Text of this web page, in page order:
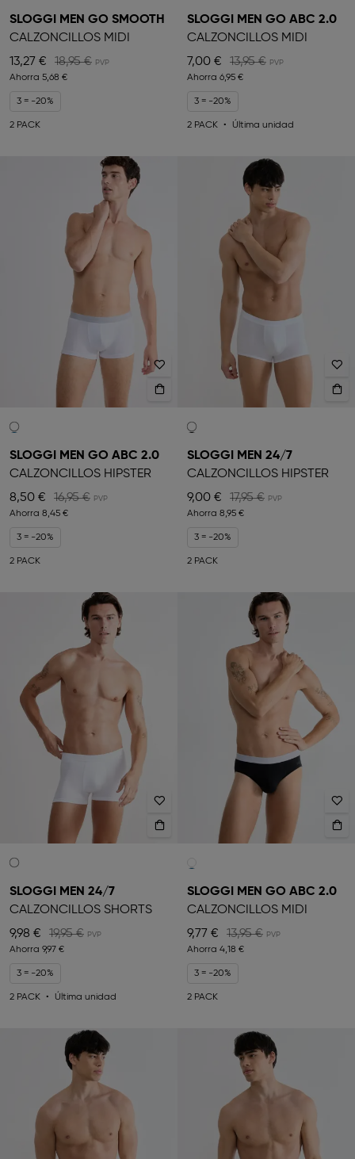
SLOGGI MEN GO SMOOTH
CALZONCILLOS MIDI
13,27 €
18,95 €
Ahorra 5,68 €
3 = -20%
2 PACK
SLOGGI MEN GO ABC 2.0
CALZONCILLOS MIDI
7,00 €
13,95 €
Ahorra 6,95 €
3 = -20%
2 PACK Última unidad
SLOGGI MEN GO ABC 2.0
CALZONCILLOS HIPSTER
8,50 €
16,95 €
Ahorra 8,45 €
3 = -20%
2 PACK
SLOGGI MEN 24/7
CALZONCILLOS HIPSTER
9,00 €
17,95 €
Ahorra 8,95 €
3 = -20%
2 PACK
SLOGGI MEN 24/7
CALZONCILLOS SHORTS
9,98 €
19,95 €
Ahorra 9,97 €
3 = -20%
2 PACK Última unidad
SLOGGI MEN GO ABC 2.0
CALZONCILLOS MIDI
9,77 €
13,95 €
Ahorra 4,18 €
3 = -20%
2 PACK